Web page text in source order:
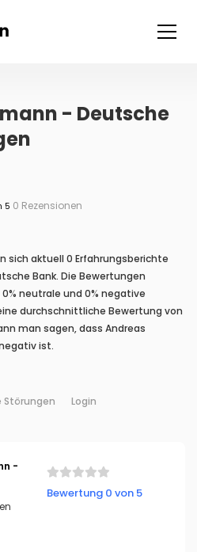
- Deutsche
5 0 Rezensionen
sich aktuell 0 Erfahrungsberichte
Bank. Die Bewertungen
neutrale und 0% negative
durchschnittliche Bewertung von
man sagen, dass Andreas
ist.
Störungen Login
-
Bewertung 0 von 5